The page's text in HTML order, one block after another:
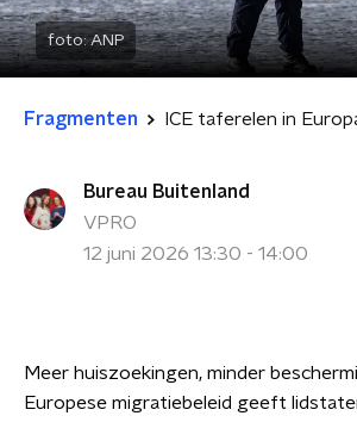
foto:ANP
Fragmenten ICE taferelen in
Bureau Buitenland
VPRO
12 juni 2026 13:30 - 14:00
Meer huiszoekingen, minder
Europese migratiebeleid geeft